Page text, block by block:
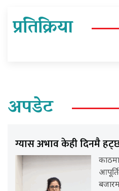
प्रतिक्रिया
अपडेट
ग्यास अभाव केही दिनमै हट्छ